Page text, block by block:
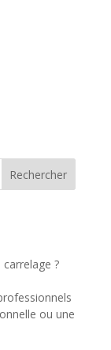
Rechercher
?
ou une